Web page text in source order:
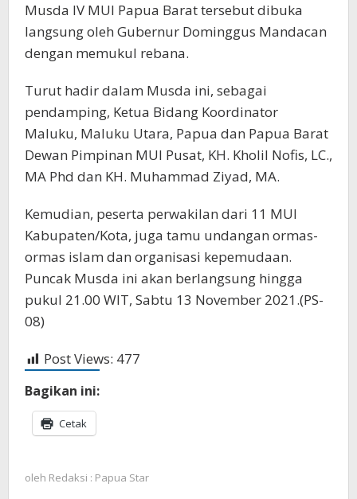
Musda IV MUI Papua Barat tersebut dibuka
langsung oleh Gubernur Dominggus Mandacan
dengan memukul rebana.
Turut hadir dalam Musda ini, sebagai
pendamping, Ketua Bidang Koordinator
Maluku, Maluku Utara, Papua dan Papua Barat
Dewan Pimpinan MUI Pusat, KH. Kholil Nofis, LC.,
MA Phd dan KH. Muhammad Ziyad, MA.
Kemudian, peserta perwakilan dari 11 MUI
Kabupaten/Kota, juga tamu undangan ormas-
ormas islam dan organisasi kepemudaan.
Puncak Musda ini akan berlangsung hingga
pukul 21.00 WIT, Sabtu 13 November 2021.(PS-
08)
Post Views: 477
Bagikan ini:
Cetak
oleh Redaksi : Papua Star